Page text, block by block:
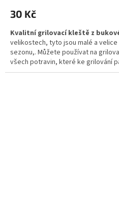
30 Kč
Kvalitní grilovací kleště z
velikostech, tyto jsou malé a
sezonu,. Můžete používat na
všech potravin, které ke grilování
kuchyni při smažení řízku)